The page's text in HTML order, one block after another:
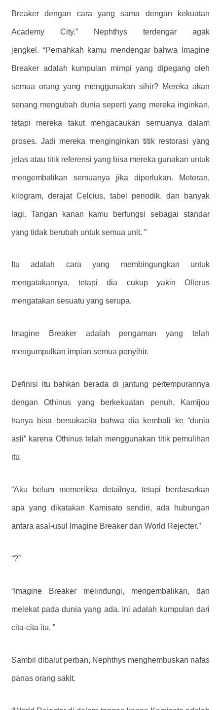
Breaker dengan cara yang sama dengan kekuatan
Academy City.” Nephthys terdengar agak
jengkel. “Pernahkah kamu mendengar bahwa Imagine
Breaker adalah kumpulan mimpi yang dipegang oleh
semua orang yang menggunakan sihir? Mereka akan
senang mengubah dunia seperti yang mereka inginkan,
tetapi mereka takut mengacaukan semuanya dalam
proses. Jadi mereka menginginkan titik restorasi yang
jelas atau titik referensi yang bisa mereka gunakan untuk
mengembalikan semuanya jika diperlukan. Meteran,
kilogram, derajat Celcius, tabel periodik, dan banyak
lagi. Tangan kanan kamu berfungsi sebagai standar
yang tidak berubah untuk semua unit. ”
Itu adalah cara yang membingungkan untuk
mengatakannya, tetapi dia cukup yakin Ollerus
mengatakan sesuatu yang serupa.
Imagine Breaker adalah pengaman yang telah
mengumpulkan impian semua penyihir.
Definisi itu bahkan berada di jantung pertempurannya
dengan Othinus yang berkekuatan penuh. Kamijou
hanya bisa bersukacita bahwa dia kembali ke “dunia
asli” karena Othinus telah menggunakan titik pemulihan
itu.
“Aku belum memeriksa detailnya, tetapi berdasarkan
apa yang dikatakan Kamisato sendiri, ada hubungan
antara asal-usul Imagine Breaker dan World Rejecter.”
“?”
“Imagine Breaker melindungi, mengembalikan, dan
melekat pada dunia yang ada. Ini adalah kumpulan dari
cita-cita itu. ”
Sambil dibalut perban, Nephthys menghembuskan nafas
panas orang sakit.